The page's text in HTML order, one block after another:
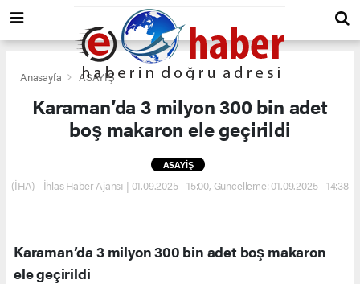
Anasayfa ASAYİŞ
Karaman’da 3 milyon 300 bin adet
boş makaron ele geçirildi
ASAYİŞ
(İHA) - İhlas Haber Ajansı | 01.09.2025 - 15:00, Güncelleme: 01.09.2025 - 14:38
Karaman’da 3 milyon 300 bin adet boş makaron
ele geçirildi